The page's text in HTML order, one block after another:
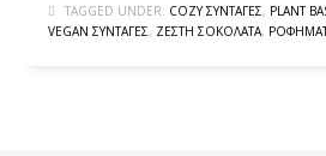
TAGGED UNDER: COZY ΣΥΝΤΑΓΈΣ, PLANT
VEGAN ΣΥΝΤΑΓΈΣ, ΖΕΣΤΉ ΣΟΚΟΛΆΤΑ,